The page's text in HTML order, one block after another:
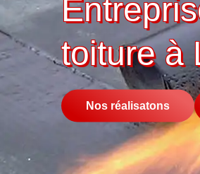
toiture à
Nos réalisatons